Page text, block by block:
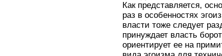
Как представляется,
раз в особенностях
власти тоже следует
принуждает власть
ориентирует ее на